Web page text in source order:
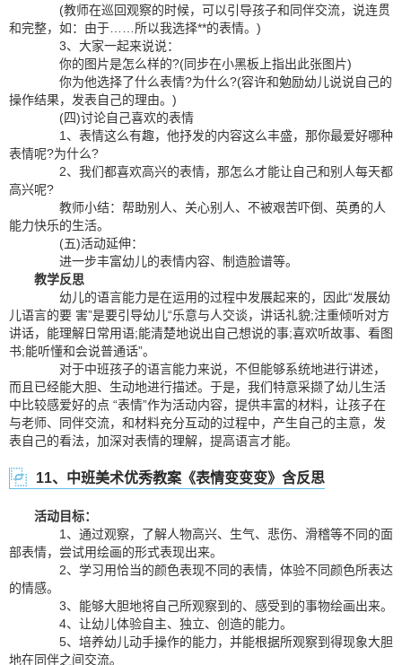
(教师在巡回观察的时候，可以引导孩子和同伴交流，说连贯
和完整，如：由于……所以我选择**的表情。)
3、大家一起来说说：
你的图片是怎么样的?(同步在小黑板上指出此张图片)
你为他选择了什么表情?为什么?(容许和勉励幼儿说说自己的
操作结果，发表自己的理由。)
(四)讨论自己喜欢的表情
1、表情这么有趣，他抒发的内容这么丰盛，那你最爱好哪种
表情呢?为什么?
2、我们都喜欢高兴的表情，那怎么才能让自己和别人每天都
高兴呢?
教师小结：帮助别人、关心别人、不被艰苦吓倒、英勇的人
能力快乐的生活。
(五)活动延伸：
进一步丰富幼儿的表情内容、制造脸谱等。
教学反思
幼儿的语言能力是在运用的过程中发展起来的，因此“发展幼
儿语言的要 害”是要引导幼儿“乐意与人交谈，讲话礼貌;注重倾听对方
讲话，能理解日常用语;能清楚地说出自己想说的事;喜欢听故事、看图
书;能听懂和会说普通话”。
对于中班孩子的语言能力来说，不但能够系统地进行讲述，
而且已经能大胆、生动地进行描述。于是，我们特意采撷了幼儿生活
中比较感爱好的点 “表情”作为活动内容，提供丰富的材料，让孩子在
与老师、同伴交流，和材料充分互动的过程中，产生自己的主意，发
表自己的看法，加深对表情的理解，提高语言才能。
11、中班美术优秀教案《表情变变变》含反思
活动目标：
1、通过观察，了解人物高兴、生气、悲伤、滑稽等不同的面
部表情，尝试用绘画的形式表现出来。
2、学习用恰当的颜色表现不同的表情，体验不同颜色所表达
的情感。
3、能够大胆地将自己所观察到的、感受到的事物绘画出来。
4、让幼儿体验自主、独立、创造的能力。
5、培养幼儿动手操作的能力，并能根据所观察到得现象大胆
地在同伴之间交流。